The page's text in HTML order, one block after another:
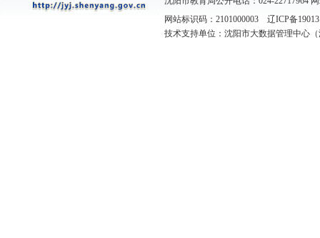
网站标识码：2101000003 辽ICP备
技术支持单位：沈阳市大数据管理中心